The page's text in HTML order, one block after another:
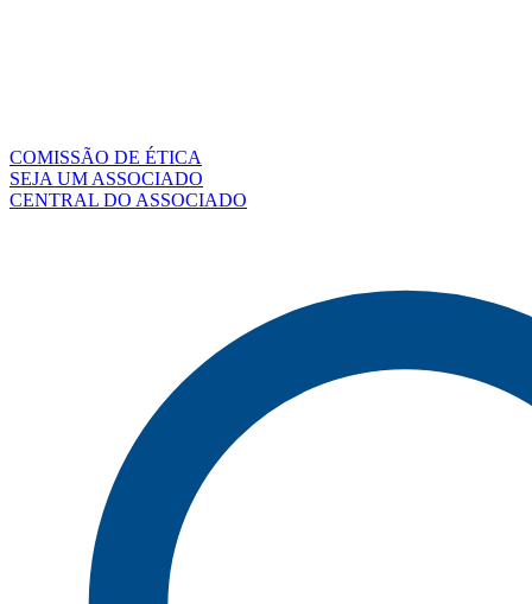
COMISSÃO DE ÉTICA
SEJA UM ASSOCIADO
CENTRAL DO ASSOCIADO